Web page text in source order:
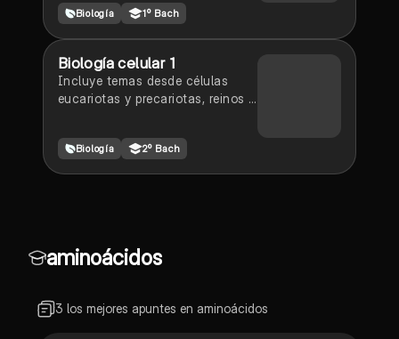
Biología 1º Bach
Biología celular 1
Incluye temas desde células
eucariotas y precariotas, reinos y
Biología 2º Bach
aminoácidos
3 los mejores apuntes en aminoácidos